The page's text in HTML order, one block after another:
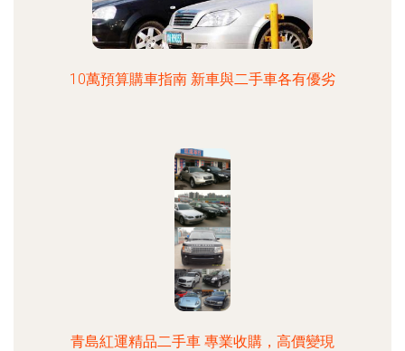
10萬預算購車指南 新車與二手車各有優劣
青島紅運精品二手車 專業收購，高價變現